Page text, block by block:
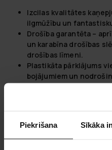
Piekrišana Sīkāka
Izcilas kvalitātes
ilgmūžību un
Drošība garantēta –
un karabīna drošības
drošības līmeni.
Plastikāta pārklājums
bojājumiem un
Viegla uzglabāšana–
salokāma, aizņemot
React'e mes ne tik kuriamas